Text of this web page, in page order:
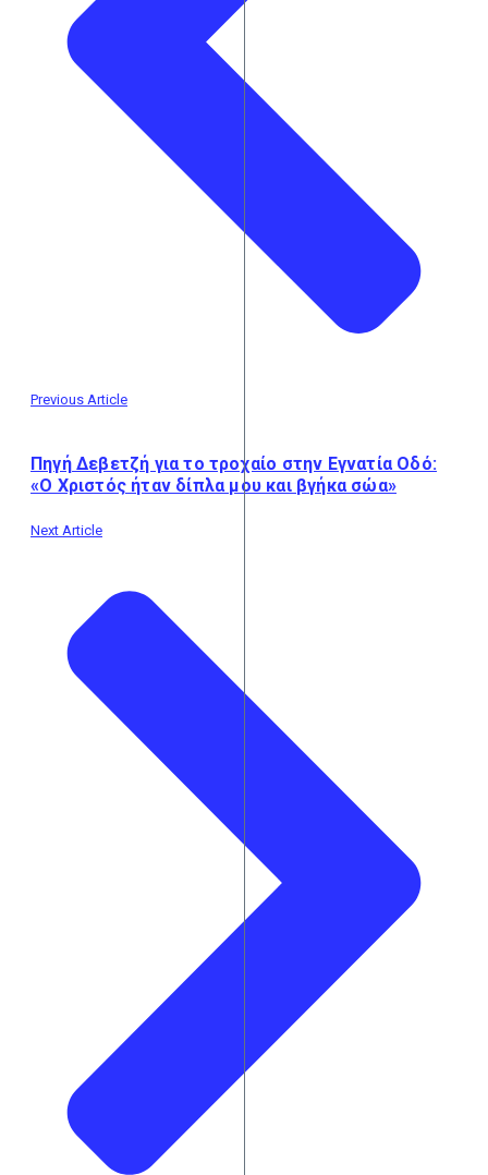
Previous Article
Πηγή Δεβετζή για το τροχαίο στην Εγνατία Οδό:
«Ο Χριστός ήταν δίπλα μου και βγήκα σώα»
Next Article